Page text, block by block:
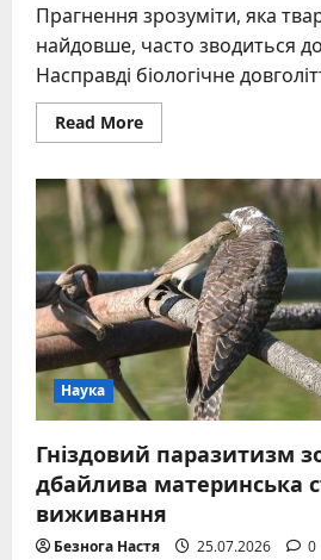
Прагнення зрозуміти, яка
найдовше, часто зводиться
Насправді біологічне
Read MoreRead
more
довгожителі:
рекордна
тривалість
життя
серед
земних
видів
Наука
Гніздовий паразитизм
дбайлива материнська
виживання
Безнога Настя 25.07.2026 0